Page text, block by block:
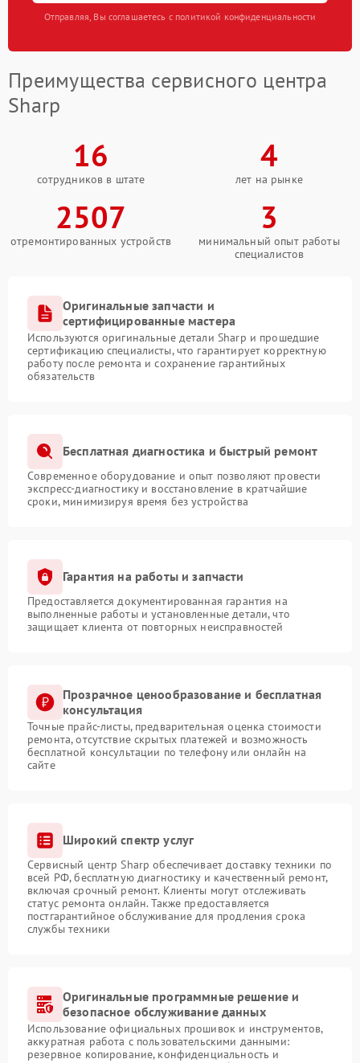
Отправляя, Вы соглашаетесь с политикой конфиденциальности
Преимущества сервисного центра
Sharp
16
сотрудников в штате
4
лет на рынке
2507
отремонтированных устройств
3
минимальный опыт работы
специалистов
Оригинальные запчасти и
сертифицированные мастера
Используются оригинальные детали Sharp и прошедшие
сертификацию специалисты, что гарантирует корректную
работу после ремонта и сохранение гарантийных
обязательств
Бесплатная диагностика и быстрый ремонт
Современное оборудование и опыт позволяют провести
экспресс-диагностику и восстановление в кратчайшие
сроки, минимизируя время без устройства
Гарантия на работы и запчасти
Предоставляется документированная гарантия на
выполненные работы и установленные детали, что
защищает клиента от повторных неисправностей
Прозрачное ценообразование и бесплатная
консультация
Точные прайс-листы, предварительная оценка стоимости
ремонта, отсутствие скрытых платежей и возможность
бесплатной консультации по телефону или онлайн на
сайте
Широкий спектр услуг
Сервисный центр Sharp обеспечивает доставку техники по
всей РФ, бесплатную диагностику и качественный ремонт,
включая срочный ремонт. Клиенты могут отслеживать
статус ремонта онлайн. Также предоставляется
постгарантийное обслуживание для продления срока
службы техники
Оригинальные программные решение и
безопасное обслуживание данных
Использование официальных прошивок и инструментов,
аккуратная работа с пользовательскими данными:
резервное копирование, конфиденциальность и